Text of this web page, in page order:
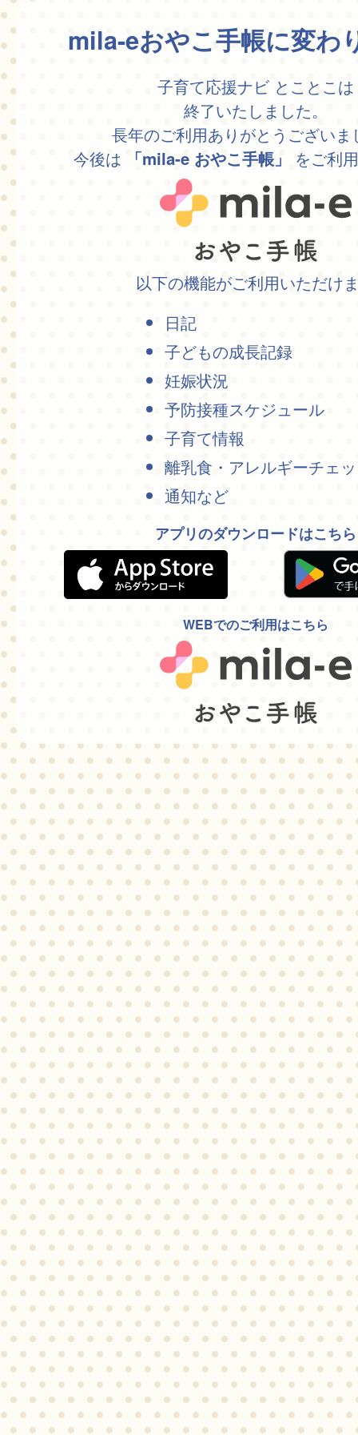
mila-eおやこ手帳に変わ
子育て応援ナビ とことこは
終了いたしました。
長年のご利用ありがとうございま
今後は
「mila-e おやこ手帳」 をご利
以下の機能がご利用いただけ
日記
子どもの成長記録
妊娠状況
予防接種スケジュール
子育て情報
離乳食・アレルギーチェ
通知など
アプリのダウンロードはこちら
WEBでのご利用はこちら